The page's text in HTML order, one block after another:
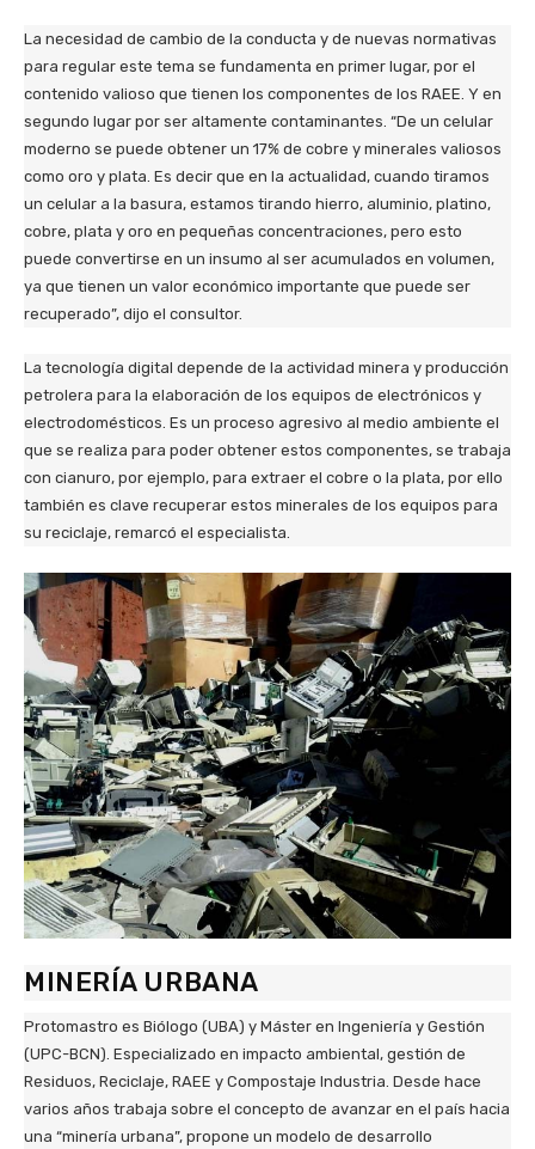
La necesidad de cambio de la conducta y de nuevas normativas
para regular este tema se fundamenta en primer lugar, por el
contenido valioso que tienen los componentes de los RAEE. Y en
segundo lugar por ser altamente contaminantes. “De un celular
moderno se puede obtener un 17% de cobre y minerales valiosos
como oro y plata. Es decir que en la actualidad, cuando tiramos
un celular a la basura, estamos tirando hierro, aluminio, platino,
cobre, plata y oro en pequeñas concentraciones, pero esto
puede convertirse en un insumo al ser acumulados en volumen,
ya que tienen un valor económico importante que puede ser
recuperado”, dijo el consultor.
La tecnología digital depende de la actividad minera y producción
petrolera para la elaboración de los equipos de electrónicos y
electrodomésticos. Es un proceso agresivo al medio ambiente el
que se realiza para poder obtener estos componentes, se trabaja
con cianuro, por ejemplo, para extraer el cobre o la plata, por ello
también es clave recuperar estos minerales de los equipos para
su reciclaje, remarcó el especialista.
MINERÍA URBANA
Protomastro es Biólogo (UBA) y Máster en Ingeniería y Gestión
(UPC-BCN). Especializado en impacto ambiental, gestión de
Residuos, Reciclaje, RAEE y Compostaje Industria. Desde hace
varios años trabaja sobre el concepto de avanzar en el país hacia
una “minería urbana”, propone un modelo de desarrollo